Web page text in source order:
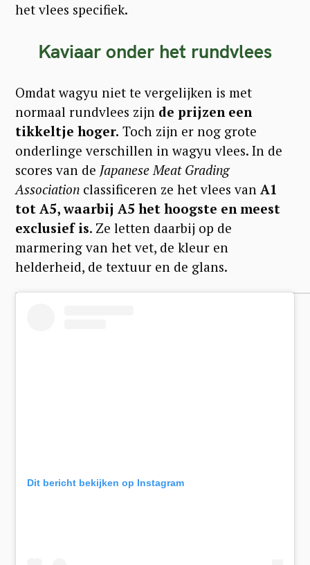
het vlees specifiek.
Kaviaar onder het rundvlees
Omdat wagyu niet te vergelijken is met
normaal rundvlees zijn de prijzen een
tikkeltje hoger. Toch zijn er nog grote
onderlinge verschillen in wagyu vlees. In de
scores van de Japanese MeatGrading
Association classificeren ze het vlees van A1
tot A5, waarbij A5 het hoogste en meest
exclusief is. Ze letten daarbij op de
marmering van het vet, de kleur en
helderheid, de textuur en de glans.
Dit bericht bekijken op Instagram